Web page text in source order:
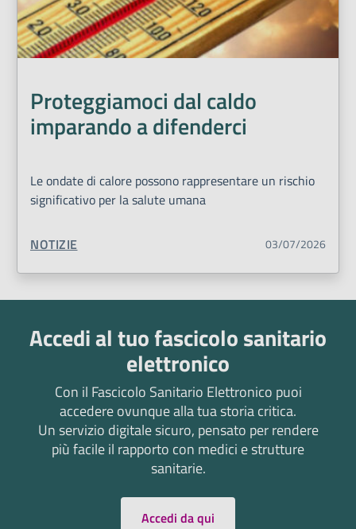
Proteggiamoci dal caldo
imparando a difenderci
Le ondate di calore possono rappresentare un rischio
significativo per la salute umana
TIPO CONTENUTO:
NOTIZIE 03/07/2026
Accedi al tuo fascicolo sanitario
elettronico
Con il Fascicolo Sanitario Elettronico puoi
accedere ovunque alla tua storia critica.
Un servizio digitale sicuro, pensato per rendere
più facile il rapporto con medici e strutture
sanitarie.
Accedi da qui